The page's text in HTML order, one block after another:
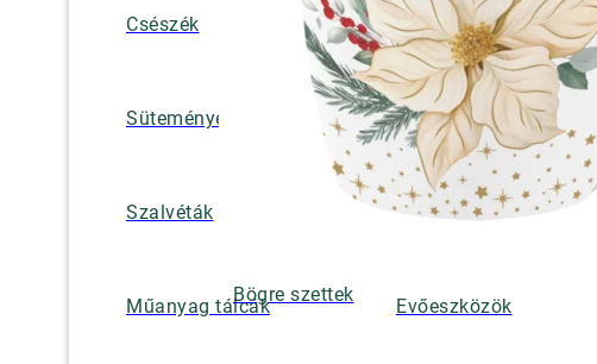
Csészék
Teáskannák, kancsók,
tejkiöntők, cukortartók
Süteményes és tortatálak Pohár / tányéralátétek
Szalvéták
Szalvétatartók, só- és
borsszórók
Műanyag tálcák Evőeszközök
Bögre szettek